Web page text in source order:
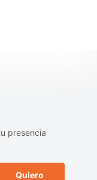
presencia
Quiero